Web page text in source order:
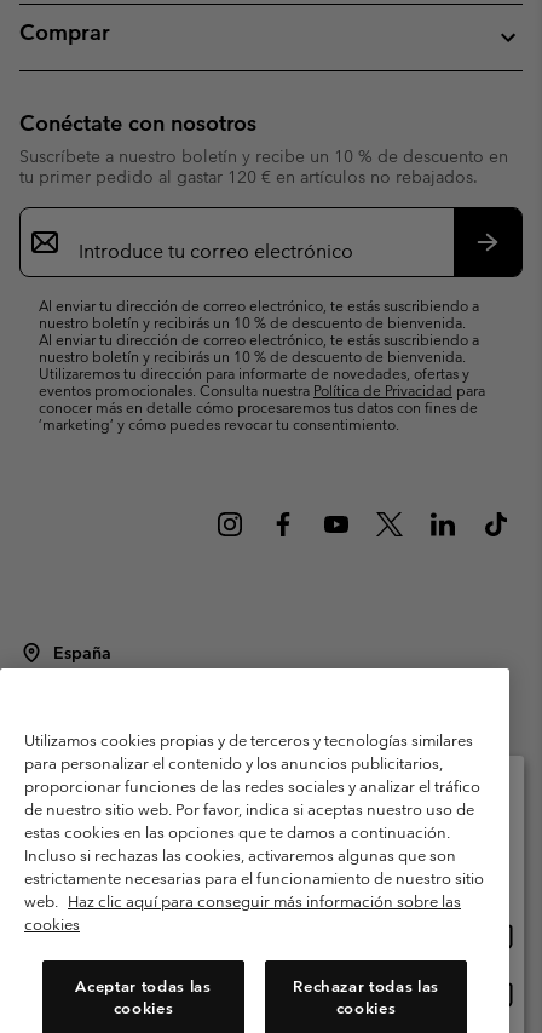
Comprar
Conéctate con nosotros
Suscríbete a nuestro boletín y recibe un 10 % de descuento en
tu primer pedido al gastar 120 € en artículos no rebajados.
Suscripción
de
correo
Al enviar tu dirección de correo electrónico, te estás suscribiendo a
nuestro boletín y recibirás un 10 % de descuento de bienvenida.
Al enviar tu dirección de correo electrónico, te estás suscribiendo a
nuestro boletín y recibirás un 10 % de descuento de bienvenida.
Utilizaremos tu dirección para informarte de novedades, ofertas y
eventos promocionales. Consulta nuestra Política de Privacidad para
conocer más en detalle cómo procesaremos tus datos con fines de
’marketing’ y cómo puedes revocar tu consentimiento.
España
Condiciones de uso
Terminos de Venta
Garantía
Política de Privacidad
Términos y condiciones del programa de miembros
Términos De Uso Del Contenido Generado Por Los Usuarios
Impressum
Cookies Public CBCR
Utilizamos cookies propias y de terceros y tecnologías similares
para personalizar el contenido y los anuncios publicitarios,
proporcionar funciones de las redes sociales y analizar el tráfico
de nuestro sitio web. Por favor, indica si aceptas nuestro uso de
estas cookies en las opciones que te damos a continuación.
Incluso si rechazas las cookies, activaremos algunas que son
estrictamente necesarias para el funcionamiento de nuestro sitio
web. Haz clic aquí para conseguir más información sobre las
cookies
Aceptar todas las
cookies
Rechazar todas las
cookies
Selecciona tu país e idioma envío
Compras en línea disponibles
línea
España